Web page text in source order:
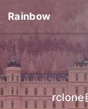
Rainbow
rclone